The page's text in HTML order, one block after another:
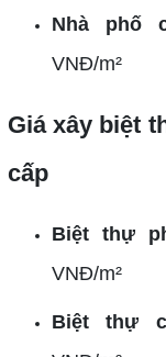
Nhà phố
VNĐ/m²
Giá xây biệt
cấp
Biệt thự
VNĐ/m²
Biệt thự